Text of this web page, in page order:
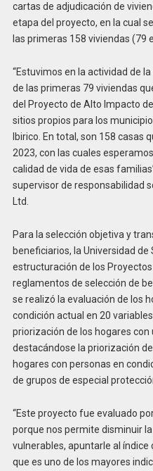
cartas de adjudicación de
etapa del proyecto, en la cual
las primeras 158 viviendas (79
“Estuvimos en la actividad de
de las primeras 79 viviendas
del Proyecto de Alto Impacto
sitios propios para los
Ibirico. En total, son 158 casas
2023, con las cuales
calidad de vida de esas
supervisor de responsabilidad
Ltd.
Para la selección objetiva y
beneficiarios, la Universidad
estructuración de los
reglamentos de selección de
se realizó la evaluación de los
condición actual en 20
priorización de los hogares
destacándose la priorización
hogares con personas en
de grupos de especial
“Este proyecto fue evaluado
porque nos permite disminuir
vulnerables, apuntarle al
que es uno de los mayores